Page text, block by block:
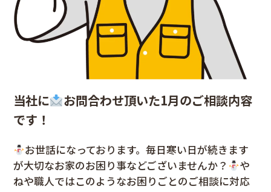
当社に
お問合わせ頂いた1月のご相談内容
です！
お世話になっております。毎日寒い日が続きます
が大切なお家のお困り事などございませんか？
や
ねや職人ではこのようなお困りごとのご相談に対応